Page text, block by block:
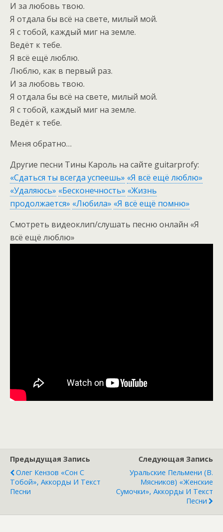
И за любовь твою.
Я отдала бы всё на свете, милый мой.
Я с тобой, каждый миг на земле.
Ведёт к тебе.
Я всё ещё люблю.
Люблю, как в первый раз.
И за любовь твою.
Я отдала бы всё на свете, милый мой.
Я с тобой, каждый миг на земле.
Ведёт к тебе.
Меня обратно…
Другие песни Тины Кароль на сайте guitarprofy:
«Сдаться ты всегда успеешь» «Я всё ещё люблю»
«Удаляюсь» «Бесконечность» «Жизнь
продолжается» «Любила» «Я всё ещё помню»
Смотреть видеоклип/слушать песню онлайн «Я
всё ещё люблю»
Предыдущая Запись
Олег Кензов «Сон С
Тобой», Аккорды И Текст
Песни
Следующая Запись
Уральские Пельмени (В.
Мясников) «Женские
Сумочки», Аккорды И Текст
Песни